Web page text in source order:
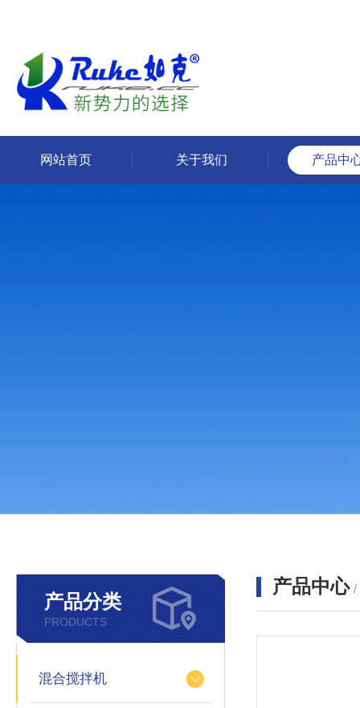
网站首页 关于我们 产品中
产品分类
PRODUCTS
混合搅拌机
产品中心 /